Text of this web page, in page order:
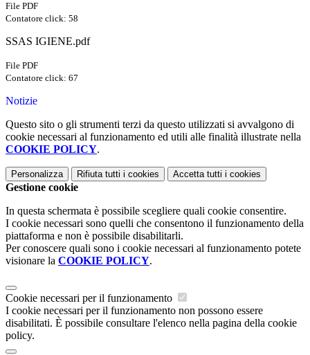
File PDF
Contatore click: 58
SSAS IGIENE.pdf
File PDF
Contatore click: 67
Notizie
Questo sito o gli strumenti terzi da questo utilizzati si avvalgono di
cookie necessari al funzionamento ed utili alle finalità illustrate nella
COOKIE POLICY.
Personalizza Rifiuta tutti i cookies Accetta tutti i cookies
Gestione cookie
In questa schermata è possibile scegliere quali cookie consentire.
I cookie necessari sono quelli che consentono il funzionamento della
piattaforma e non è possibile disabilitarli.
Per conoscere quali sono i cookie necessari al funzionamento potete
visionare la COOKIE POLICY.
Cookie necessari per il funzionamento
I cookie necessari per il funzionamento non possono essere
disabilitati. È possibile consultare l'elenco nella pagina della cookie
policy.